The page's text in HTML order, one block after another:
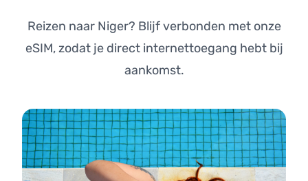
Reizen naar Niger? Blijf verbonden met onze
eSIM, zodat je direct internettoegang hebt bij
aankomst.